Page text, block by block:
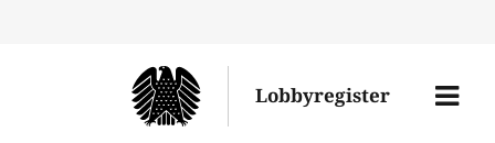
Lobbyregister
Menü